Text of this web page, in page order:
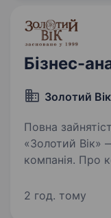
забезпечуючи
Бізнес-
Золотий Вік
Повна
«Золотий Вік»
компанія. Про компанію: Ми
виробництво. 91% наших директорів починали
2 год. тому